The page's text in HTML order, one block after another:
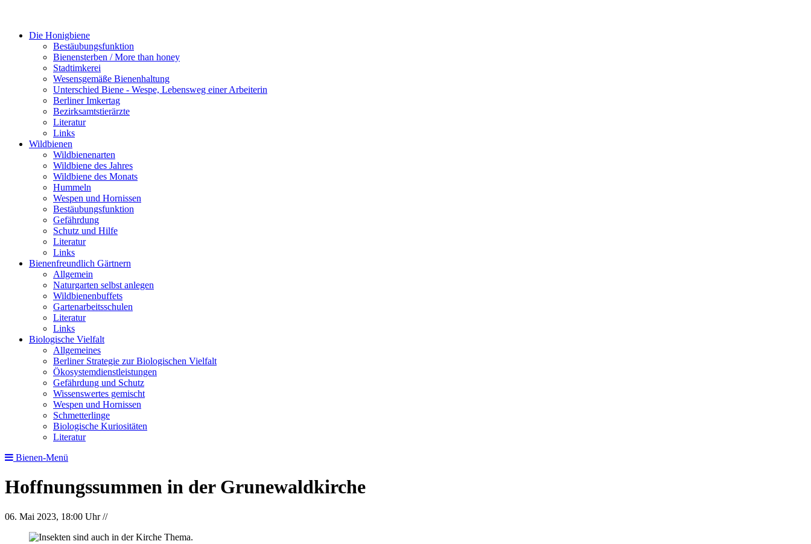
Die Honigbiene
Bestäubungsfunktion
Bienensterben / More than honey
Stadtimkerei
Wesensgemäße Bienenhaltung
Unterschied Biene - Wespe, Lebensweg einer Arbeiterin
Berliner Imkertag
Bezirksamtstierärzte
Literatur
Links
Wildbienen
Wildbienenarten
Wildbiene des Jahres
Wildbiene des Monats
Hummeln
Wespen und Hornissen
Bestäubungsfunktion
Gefährdung
Schutz und Hilfe
Literatur
Links
Bienen­freundlich Gärtnern
Allgemein
Naturgarten selbst anlegen
Wildbienenbuffets
Gartenarbeitsschulen
Literatur
Links
Biologische Vielfalt
Allgemeines
Berliner Strategie zur Biologischen Vielfalt
Ökosystemdienstleistungen
Gefährdung und Schutz
Wissenswertes gemischt
Wespen und Hornissen
Schmetterlinge
Biologische Kuriositäten
Literatur
Bienen-Menü
Hoffnungssummen in der Grunewaldkirche
06. Mai 2023, 18:00 Uhr//